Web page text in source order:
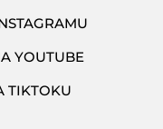
YOUTUBE
TIKTOKU